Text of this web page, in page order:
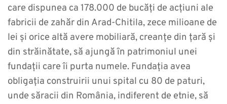
care dispunea ca 178.000 de bucăți de acțiuni ale
fabricii de zahăr din Arad-Chitila, zece milioane de
lei și orice altă avere mobiliară, creanțe din țară și
din străinătate, să ajungă în patrimoniul unei
fundații care îi purta numele. Fundația avea
obligația construirii unui spital cu 80 de paturi,
unde săracii din România, indiferent de etnie, să